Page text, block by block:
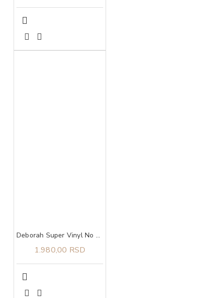
Deborah Super Vinyl No Transfer ruž za usne 06 Winery
1.980,00 RSD